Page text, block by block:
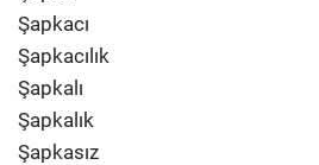
Şapkacı
Şapkacılık
Şapkalı
Şapkalık
Şapkasız